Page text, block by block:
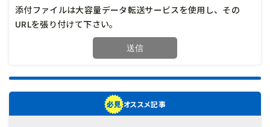
添付ファイルは大容量データ転送サービスを使用し、その
URLを張り付けて下さい。
オススメ記事